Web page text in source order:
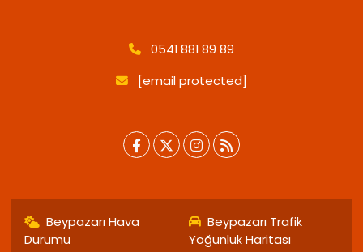
0541 881 89 89
[email protected]
Beypazarı Hava
Durumu
Beypazarı Trafik
Yoğunluk Haritası